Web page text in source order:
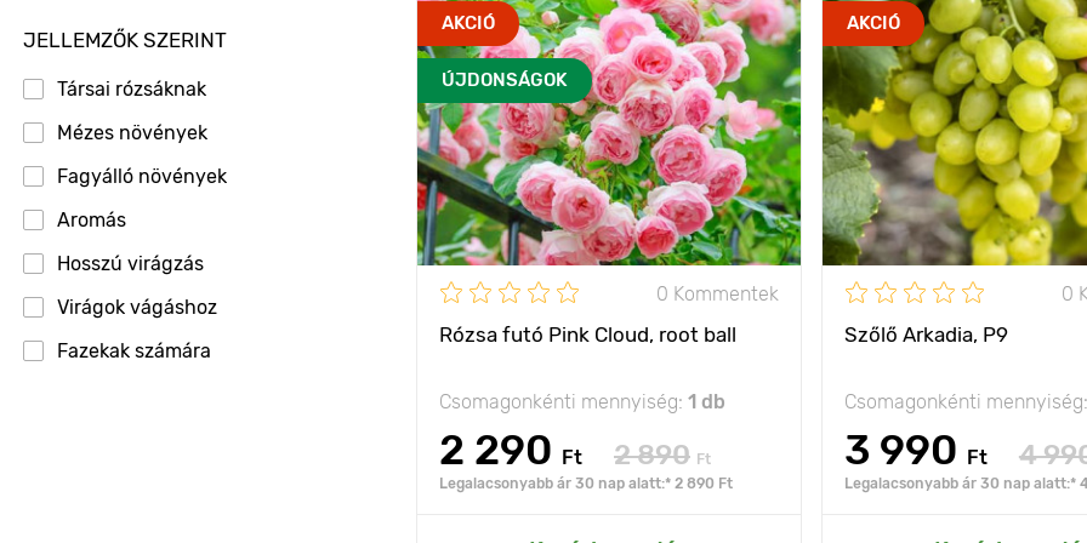
október
szeptember
JELLEMZŐK SZERINT
Társai rózsáknak
Mézes növények
Fagyálló növények
Aromás
Hosszú virágzás
Virágok vágáshoz
Fazekak számára
AKCIÓ
ÚJDONSÁGOK
0 Kommentek
Rózsa futó Pink Cloud, root ball
Csomagonkénti mennyiség: 1 db
2 290 Ft 2 890 Ft
Legalacsonyabb ár 30 nap alatt:* 2 890 Ft
Jellemzők
Sűrűn fésült bimbók,
egyenként akár 40
sziromlevéllel is.
Kifejlett kori
magasság
180 - 250 cm, a bokor
szélessége 100 cm
Ültetési távolság 150 - 200 cm
Fényigény napos hely
A csemete kora 2 év
AKCIÓ
0
Szőlő Arkadia, Р9
Csomagonkénti mennyiség:
3 990 Ft 4
Legalacsonyabb ár 30 nap alatt:*
Jellemzők
Kifejlett kori
magasság
A
Fényigény
Fagyállóság
Cserépméret